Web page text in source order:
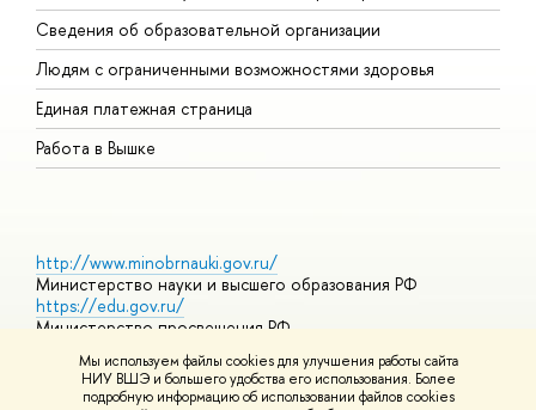
Мы используем файлы cookies для улучшения работы сайта
НИУ ВШЭ и большего удобства его использования. Более
подробную информацию об использовании файлов cookies
Сведения об образовательной организации
Людям с ограниченными возможностями здоровья
Единая платежная страница
Работа в Вышке
http://www.minobrnauki.gov.ru/
Министерство науки и высшего образования РФ
https://edu.gov.ru/
Министерство просвещения РФ
https://elearning.hse.ru/mooc
Массовые открытые онлайн-курсы